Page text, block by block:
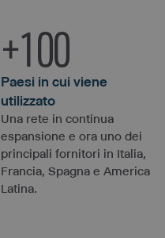
Paesi in cui viene
utilizzato
+100
Una rete in continua
espansione e ora uno dei
principali fornitori in Italia,
Francia, Spagna e America
Latina.